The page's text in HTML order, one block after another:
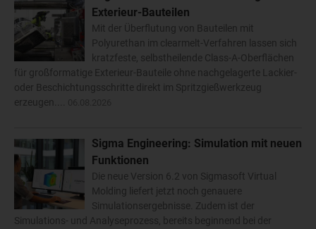
Exterieur-Bauteilen
Mit der Überflutung von Bauteilen mit
Polyurethan im clearmelt-Verfahren lassen sich
kratzfeste, selbstheilende Class-A-Oberflächen
für großformatige Exterieur-Bauteile ohne nachgelagerte Lackier-
oder Beschichtungsschritte direkt im Spritzgießwerkzeug
erzeugen....
Sigma Engineering: Simulation mit neuen
Funktionen
Die neue Version 6.2 von Sigmasoft Virtual
Molding liefert jetzt noch genauere
Simulationsergebnisse. Zudem ist der
Simulations- und Analyseprozess, bereits beginnend bei der